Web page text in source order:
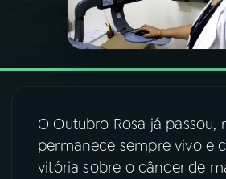
PODCASTS
O Outubro Rosa já passou,
permanece sempre vivo e
vitória sobre o câncer de